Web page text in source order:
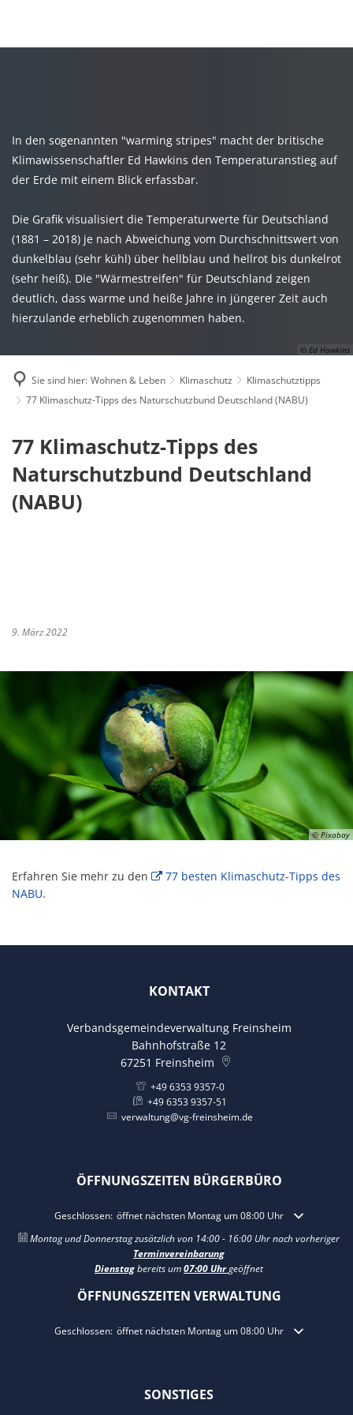
© Ed Hawkins
In den sogenannten "warming stripes" macht der britische
Klimawissenschaftler Ed Hawkins den Temperaturanstieg auf
der Erde mit einem Blick erfassbar.
Die Grafik visualisiert die Temperaturwerte für Deutschland
(1881 – 2018) je nach Abweichung vom Durchschnittswert von
dunkelblau (sehr kühl) über hellblau und hellrot bis dunkelrot
(sehr heiß). Die "Wärmestreifen" für Deutschland zeigen
deutlich, dass warme und heiße Jahre in jüngerer Zeit auch
hierzulande erheblich zugenommen haben.
Sie sind hier: Wohnen & Leben Klimaschutz
Klimaschutztipps
77 Klimaschutz-Tipps des Naturschutzbund Deutschland (NABU)
77 Klimaschutz-Tipps des
Naturschutzbund Deutschland
(NABU)
9. März 2022
© Pixabay
Erfahren Sie mehr zu den
77 besten Klimaschutz-Tipps des
NABU.
KONTAKT
Verbandsgemeindeverwaltung Freinsheim
Bahnhofstraße 12
67251 Freinsheim
+49 6353 9357-0
+49 6353 9357-51
verwaltung@vg-freinsheim.de
ÖFFNUNGSZEITEN BÜRGERBÜRO
Klicken, um weitere Öffnungs- oder Schließzeiten auszublenden
Geschlossen: öffnet nächsten Montag um 08:00 Uhr
Montag und Donnerstag zusätzlich von 14:00 - 16:00 Uhr nach vorheriger
Terminvereinbarung
Dienstagbereits um07:00 Uhrgeöffnet
ÖFFNUNGSZEITEN VERWALTUNG
Klicken, um weitere Öffnungs- oder Schließzeiten auszublenden
Geschlossen: öffnet nächsten Montag um 08:00 Uhr
SONSTIGES